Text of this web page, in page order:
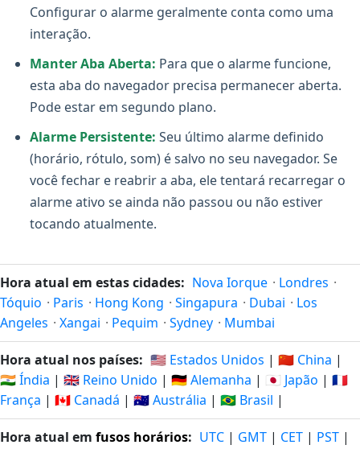
Configurar o alarme geralmente conta como uma
interação.
Manter Aba Aberta: Para que o alarme funcione,
esta aba do navegador precisa permanecer aberta.
Pode estar em segundo plano.
Alarme Persistente: Seu último alarme definido
(horário, rótulo, som) é salvo no seu navegador. Se
você fechar e reabrir a aba, ele tentará recarregar o
alarme ativo se ainda não passou ou não estiver
tocando atualmente.
Hora atual em estas cidades: Nova Iorque · Londres ·
Tóquio · Paris · Hong Kong · Singapura · Dubai · Los
Angeles · Xangai · Pequim · Sydney · Mumbai
Hora atual nos países: 🇺🇸 Estados Unidos | 🇨🇳 China |
🇮🇳 Índia | 🇬🇧 Reino Unido | 🇩🇪 Alemanha | 🇯🇵 Japão | 🇫🇷
França | 🇨🇦 Canadá | 🇦🇺 Austrália | 🇧🇷 Brasil |
Hora atual em fusos horários: UTC | GMT | CET | PST |